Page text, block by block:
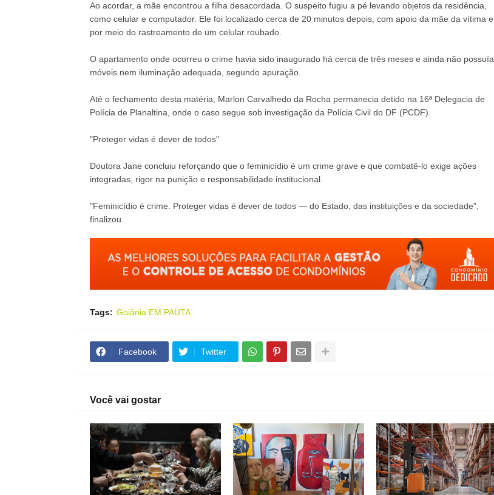
Ao acordar, a mãe encontrou a filha desacordada. O suspeito fugiu a pé levando objetos da residência,
como celular e computador. Ele foi localizado cerca de 20 minutos depois, com apoio da mãe da vítima e
por meio do rastreamento de um celular roubado.
O apartamento onde ocorreu o crime havia sido inaugurado há cerca de três meses e ainda não possuía
móveis nem iluminação adequada, segundo apuração.
Até o fechamento desta matéria, Marlon Carvalhedo da Rocha permanecia detido na 16ª Delegacia de
Polícia de Planaltina, onde o caso segue sob investigação da Polícia Civil do DF (PCDF).
"Proteger vidas é dever de todos"
Doutora Jane concluiu reforçando que o feminicídio é um crime grave e que combatê-lo exige ações
integradas, rigor na punição e responsabilidade institucional.
"Feminicídio é crime. Proteger vidas é dever de todos — do Estado, das instituições e da sociedade",
finalizou.
Tags: Goiânia EM PAUTA
Facebook Twitter
Você vai gostar